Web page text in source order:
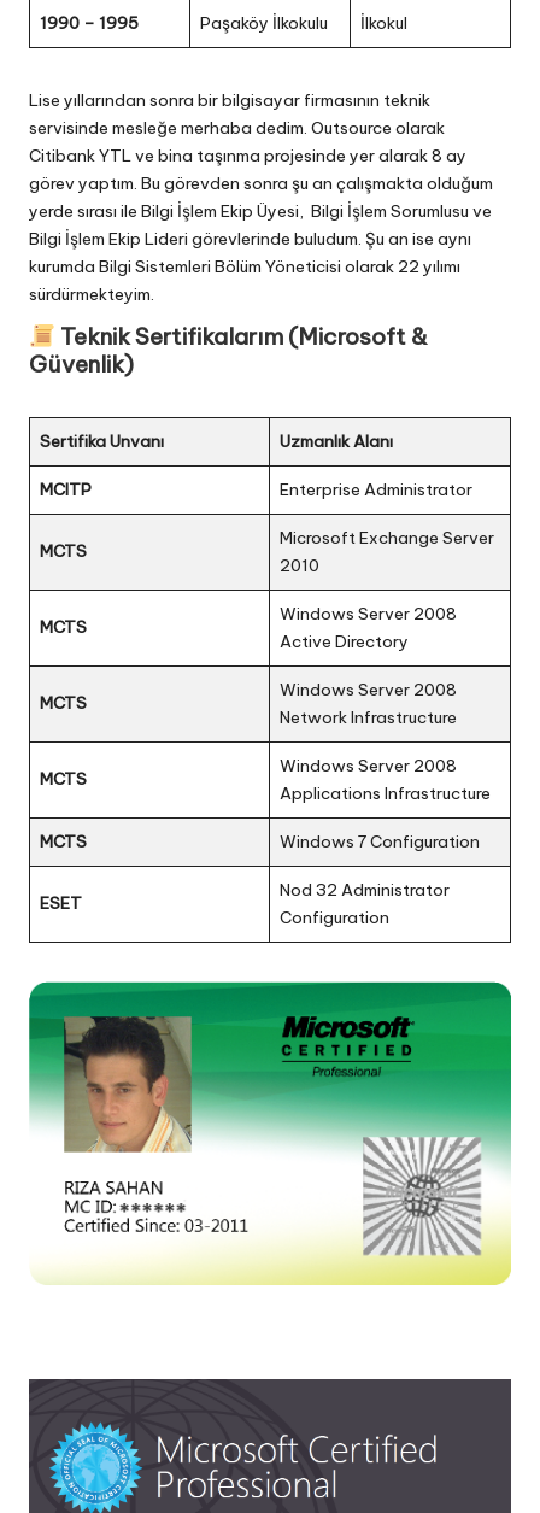
1990 – 1995 Paşaköy İlkokulu İlkokul
Lise yıllarından sonra bir bilgisayar firmasının teknik
servisinde mesleğe merhaba dedim. Outsource olarak
Citibank YTL ve bina taşınma projesinde yer alarak 8 ay
görev yaptım. Bu görevden sonra şu an çalışmakta olduğum
yerde sırası ile Bilgi İşlem Ekip Üyesi, Bilgi İşlem Sorumlusu ve
Bilgi İşlem Ekip Lideri görevlerinde buludum. Şu an ise aynı
kurumda Bilgi Sistemleri Bölüm Yöneticisi olarak 22 yılımı
sürdürmekteyim.
Teknik Sertifikalarım (Microsoft &
Güvenlik)
Sertifika Unvanı Uzmanlık Alanı
MCITP Enterprise Administrator
MCTS
Microsoft Exchange Server
2010
MCTS
Windows Server 2008
Active Directory
MCTS
Windows Server 2008
Network Infrastructure
MCTS
Windows Server 2008
Applications Infrastructure
MCTS Windows 7 Configuration
ESET
Nod 32 Administrator
Configuration